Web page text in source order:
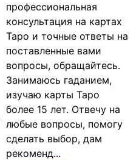
профессиональная
консультация на картах
Таро и точные ответы на
поставленные вами
вопросы, обращайтесь.
Занимаюсь гаданием,
изучаю карты Таро
более 15 лет. Отвечу на
любые вопросы, помогу
сделать выбор, дам
рекоменд...